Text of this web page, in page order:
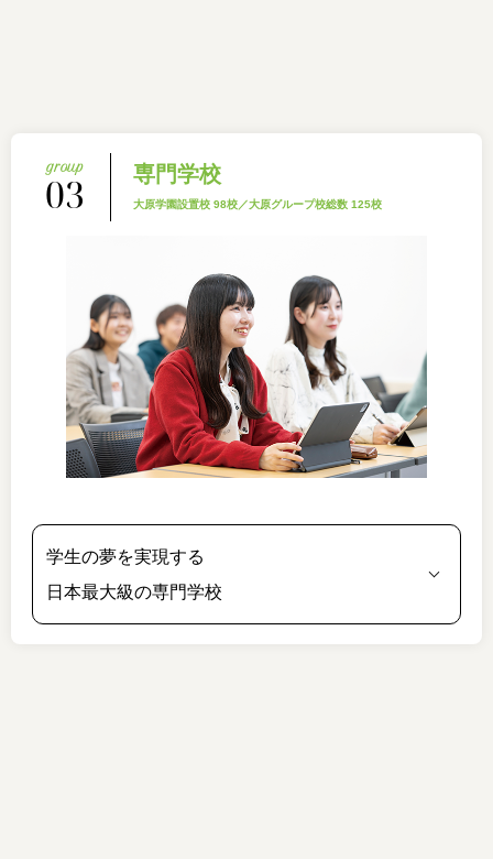
03 専門学校
大原学園設置校 98校／大原グループ校総数 125校
学生の夢を実現する
日本最大級の専門学校